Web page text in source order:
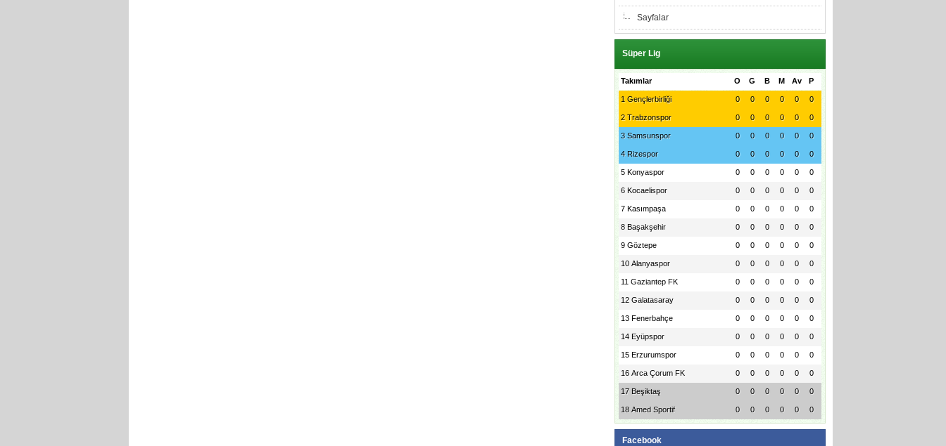
Sayfalar
Süper Lig
Takımlar P
Av
M
B
G
O
1 Gençlerbirliği 0
0
0
0
0
0
2 Trabzonspor 0
0
0
0
0
0
3 Samsunspor 0
0
0
0
0
0
4 Rizespor 0
0
0
0
0
0
5 Konyaspor 0
0
0
0
0
0
6 Kocaelispor 0
0
0
0
0
0
7 Kasımpaşa 0
0
0
0
0
0
8 Başakşehir 0
0
0
0
0
0
9 Göztepe 0
0
0
0
0
0
10 Alanyaspor 0
0
0
0
0
0
11 Gaziantep FK 0
0
0
0
0
0
12 Galatasaray 0
0
0
0
0
0
13 Fenerbahçe 0
0
0
0
0
0
14 Eyüpspor 0
0
0
0
0
0
15 Erzurumspor 0
0
0
0
0
0
16 Arca Çorum FK 0
0
0
0
0
0
17 Beşiktaş 0
0
0
0
0
0
18 Amed Sportif 0
0
0
0
0
0
Facebook